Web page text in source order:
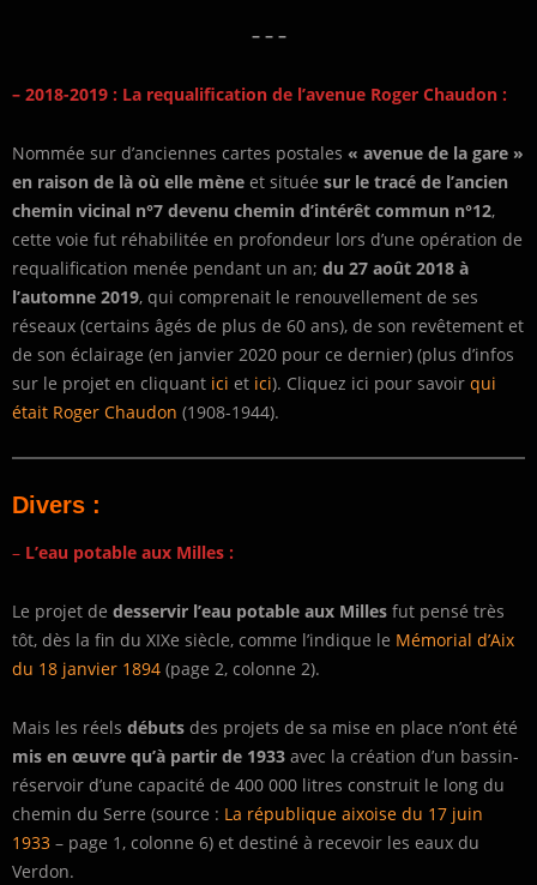
– – –
– 2018-2019 : La requalification de l’avenue Roger Chaudon :
Nommée sur d’anciennes cartes postales « avenue de la gare »
en raison de là où elle mène et située sur le tracé de l’ancien
chemin vicinal n°7 devenu chemin d’intérêt commun n°12,
cette voie fut réhabilitée en profondeur lors d’une opération de
requalification menée pendant un an; du 27 août 2018 à
l’automne 2019, qui comprenait le renouvellement de ses
réseaux (certains âgés de plus de 60 ans), de son revêtement et
de son éclairage (en janvier 2020 pour ce dernier) (plus d’infos
sur le projet en cliquant ici et ici). Cliquez ici pour savoir qui
était Roger Chaudon (1908-1944).
Divers :
– L’eau potable aux Milles :
Le projet de desservir l’eau potable aux Milles fut pensé très
tôt, dès la fin du XIXe siècle, comme l’indique le Mémorial d’Aix
du 18 janvier 1894 (page 2, colonne 2).
Mais les réels débuts des projets de sa mise en place n’ont été
mis en œuvre qu’à partir de 1933 avec la création d’un bassin-
réservoir d’une capacité de 400 000 litres construit le long du
chemin du Serre (source : La république aixoise du 17 juin
1933 – page 1, colonne 6) et destiné à recevoir les eaux du
Verdon.